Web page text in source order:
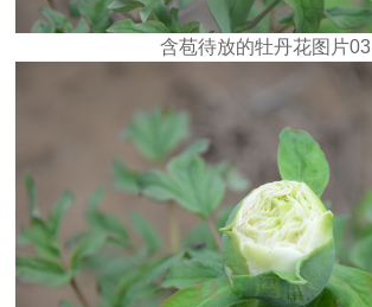
含苞待放的牡丹花图片03